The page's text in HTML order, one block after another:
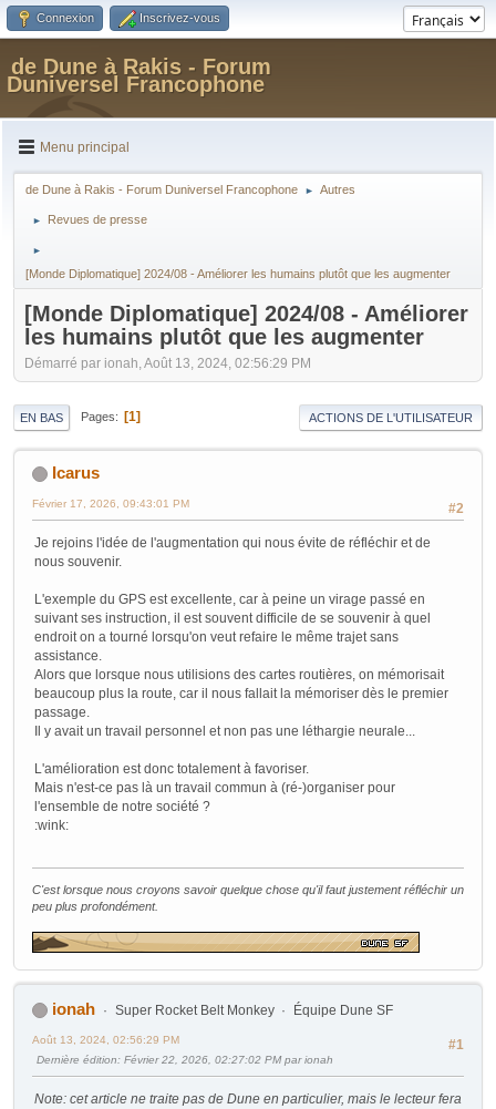
Connexion Inscrivez-vous
de Dune à Rakis - Forum
Duniversel Francophone
Menu principal
de Dune à Rakis - Forum Duniversel Francophone ► Autres
► Revues de presse
►
[Monde Diplomatique] 2024/08 - Améliorer les humains plutôt que les augmenter
[Monde Diplomatique] 2024/08 - Améliorer
les humains plutôt que les augmenter
Démarré par ionah, Août 13, 2024, 02:56:29 PM
EN BAS Pages 1 ACTIONS DE L'UTILISATEUR
Icarus
#2
Février 17, 2026, 09:43:01 PM
Je rejoins l'idée de l'augmentation qui nous évite de réfléchir et de
nous souvenir.
L'exemple du GPS est excellente, car à peine un virage passé en
suivant ses instruction, il est souvent difficile de se souvenir à quel
endroit on a tourné lorsqu'on veut refaire le même trajet sans
assistance.
Alors que lorsque nous utilisions des cartes routières, on mémorisait
beaucoup plus la route, car il nous fallait la mémoriser dès le premier
passage.
Il y avait un travail personnel et non pas une léthargie neurale...
L'amélioration est donc totalement à favoriser.
Mais n'est-ce pas là un travail commun à (ré-)organiser pour
l'ensemble de notre société ?
:wink:
C'est lorsque nous croyons savoir quelque chose qu'il faut justement réfléchir un
peu plus profondément.
ionah Super Rocket Belt Monkey Équipe Dune SF
#1
Août 13, 2024, 02:56:29 PM
Dernière édition: Février 22, 2026, 02:27:02 PM par ionah
Note: cet article ne traite pas de Dune en particulier, mais le lecteur fera